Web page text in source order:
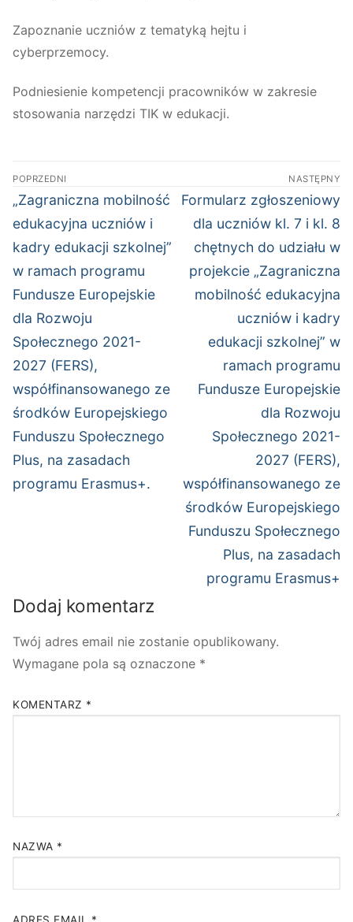
Zapoznanie uczniów z tematyką hejtu i
cyberprzemocy.
Podniesienie kompetencji pracowników w zakresie
stosowania narzędzi TIK w edukacji.
Nawigacja
wpisu
POPRZEDNI
Poprzedni
wpis:
„Zagraniczna mobilność
edukacyjna uczniów i
kadry edukacji szkolnej”
w ramach programu
Fundusze Europejskie
dla Rozwoju
Społecznego 2021-
2027 (FERS),
współfinansowanego ze
środków Europejskiego
Funduszu Społecznego
Plus, na zasadach
programu Erasmus+.
NASTĘPNY
Następny
wpis:
Formularz zgłoszeniowy
dla uczniów kl. 7 i kl. 8
chętnych do udziału w
projekcie „Zagraniczna
mobilność edukacyjna
uczniów i kadry
edukacji szkolnej” w
ramach programu
Fundusze Europejskie
dla Rozwoju
Społecznego 2021-
2027 (FERS),
współfinansowanego ze
środków Europejskiego
Funduszu Społecznego
Plus, na zasadach
programu Erasmus+
Dodaj komentarz
Twój adres email nie zostanie opublikowany.
Wymagane pola są oznaczone *
KOMENTARZ *
NAZWA *
ADRES EMAIL *